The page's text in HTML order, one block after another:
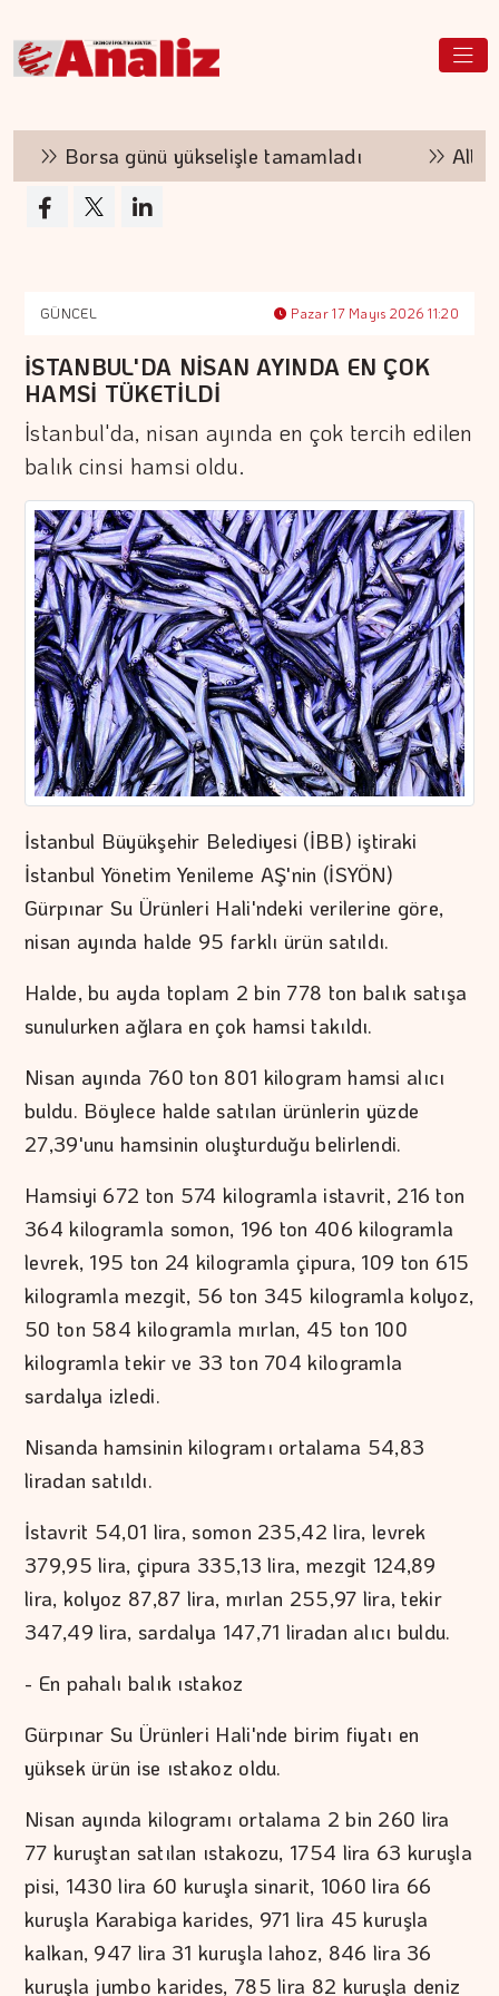
Borsa günü yükselişle tamamladı
GÜNCEL Pazar 17 Mayıs 2026 11:20
İSTANBUL'DA NİSAN AYINDA EN ÇOK
HAMSİ TÜKETİLDİ
İstanbul'da, nisan ayında en çok tercih edilen
balık cinsi hamsi oldu.
İstanbul Büyükşehir Belediyesi (İBB) iştiraki
İstanbul Yönetim Yenileme AŞ'nin (İSYÖN)
Gürpınar Su Ürünleri Hali'ndeki verilerine göre,
nisan ayında halde 95 farklı ürün satıldı.
Halde, bu ayda toplam 2 bin 778 ton balık satışa
sunulurken ağlara en çok hamsi takıldı.
Nisan ayında 760 ton 801 kilogram hamsi alıcı
buldu. Böylece halde satılan ürünlerin yüzde
27,39'unu hamsinin oluşturduğu belirlendi.
Hamsiyi 672 ton 574 kilogramla istavrit, 216 ton
364 kilogramla somon, 196 ton 406 kilogramla
levrek, 195 ton 24 kilogramla çipura, 109 ton 615
kilogramla mezgit, 56 ton 345 kilogramla kolyoz,
50 ton 584 kilogramla mırlan, 45 ton 100
kilogramla tekir ve 33 ton 704 kilogramla
sardalya izledi.
Nisanda hamsinin kilogramı ortalama 54,83
liradan satıldı.
İstavrit 54,01 lira, somon 235,42 lira, levrek
379,95 lira, çipura 335,13 lira, mezgit 124,89
lira, kolyoz 87,87 lira, mırlan 255,97 lira, tekir
347,49 lira, sardalya 147,71 liradan alıcı buldu.
- En pahalı balık ıstakoz
Gürpınar Su Ürünleri Hali'nde birim fiyatı en
yüksek ürün ise ıstakoz oldu.
Nisan ayında kilogramı ortalama 2 bin 260 lira
77 kuruştan satılan ıstakozu, 1754 lira 63 kuruşla
pisi, 1430 lira 60 kuruşla sinarit, 1060 lira 66
kuruşla Karabiga karides, 971 lira 45 kuruşla
kalkan, 947 lira 31 kuruşla lahoz, 846 lira 36
kuruşla jumbo karides, 785 lira 82 kuruşla deniz